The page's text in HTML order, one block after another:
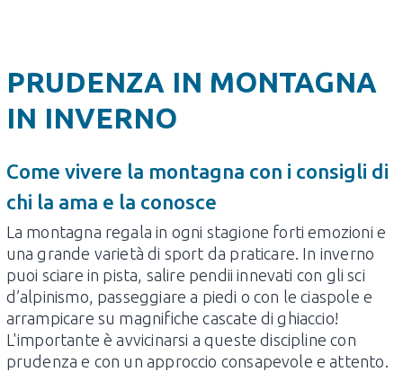
PRUDENZA IN MONTAGNA
IN INVERNO
Come vivere la montagna con i consigli di
chi la ama e la conosce
La montagna regala in ogni stagione forti emozioni e
una grande varietà di sport da praticare. In inverno
puoi sciare in pista, salire pendii innevati con gli sci
d’alpinismo, passeggiare a piedi o con le ciaspole e
arrampicare su magnifiche cascate di ghiaccio!
L'importante è avvicinarsi a queste discipline con
prudenza e con un approccio consapevole e attento.